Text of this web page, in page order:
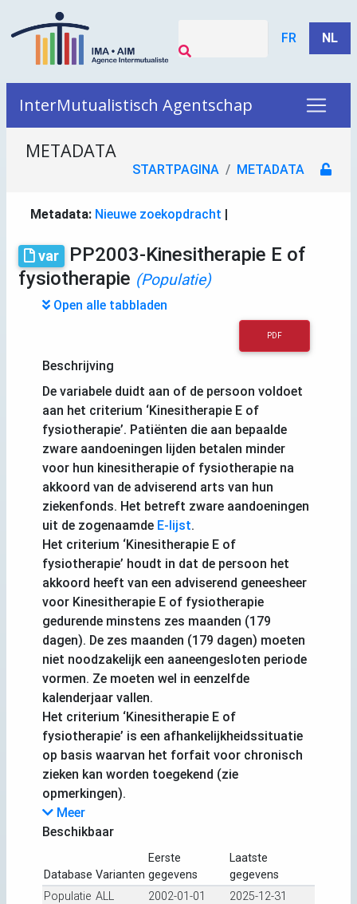
FR NL
InterMutualistisch Agentschap
METADATA
STARTPAGINA METADATA
Metadata: Nieuwe zoekopdracht |
var
PP2003-Kinesitherapie E of
fysiotherapie (Populatie)
Open alle tabbladen
PDF
Beschrijving
De variabele duidt aan of de persoon voldoet
aan het criterium ‘Kinesitherapie E of
fysiotherapie’. Patiënten die aan bepaalde
zware aandoeningen lijden betalen minder
voor hun kinesitherapie of fysiotherapie na
akkoord van de adviserend arts van hun
ziekenfonds. Het betreft zware aandoeningen
uit de zogenaamde E-lijst.
Het criterium ‘Kinesitherapie E of
fysiotherapie’ houdt in dat de persoon het
akkoord heeft van een adviserend geneesheer
voor Kinesitherapie E of fysiotherapie
gedurende minstens zes maanden (179
dagen). De zes maanden (179 dagen) moeten
niet noodzakelijk een aaneengesloten periode
vormen. Ze moeten wel in eenzelfde
kalenderjaar vallen.
Het criterium ‘Kinesitherapie E of
fysiotherapie’ is een afhankelijkheidssituatie
op basis waarvan het forfait voor chronisch
zieken kan worden toegekend (zie
opmerkingen).
Meer
Beschikbaar
Database Varianten
Eerste
gegevens
Laatste
gegevens
Populatie ALL 2002-01-01 2025-12-31